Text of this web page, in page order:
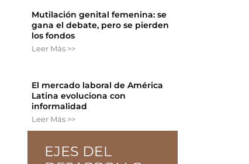
Mutilación genital femenina: se
gana el debate, pero se pierden
los fondos
Leer Más >>
El mercado laboral de América
Latina evoluciona con
informalidad
Leer Más >>